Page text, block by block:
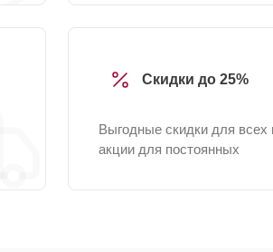
Скидки до 25%
Выгодные скидки для всех
акции для постоянных